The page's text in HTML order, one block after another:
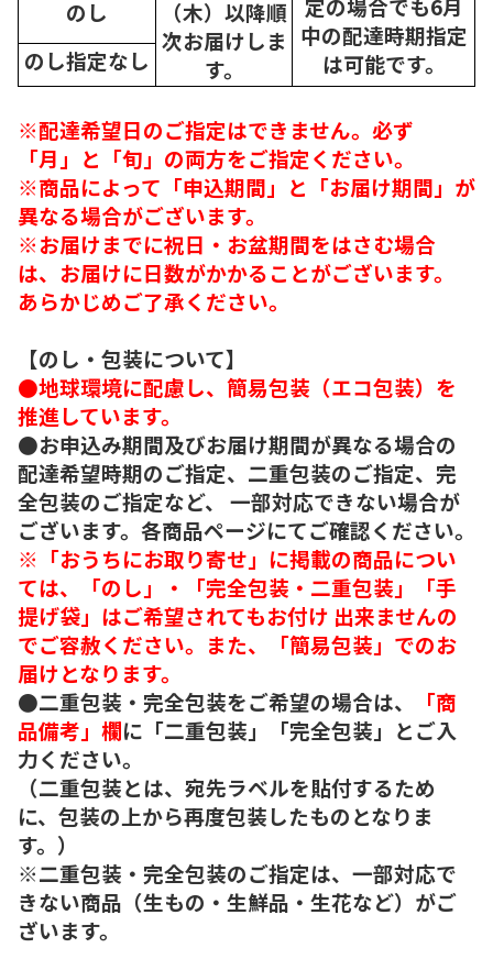
定の場合でも6月
中の配達時期指定
は可能です。
のし
（木）以降順
次お届けしま
す。
のし指定なし
※配達希望日のご指定はできません。必ず
「月」と「旬」の両方をご指定ください。
※商品によって「申込期間」と「お届け期間」が
異なる場合がございます。
※お届けまでに祝日・お盆期間をはさむ場合
は、お届けに日数がかかることがございます。
あらかじめご了承ください。
【のし・包装について】
●地球環境に配慮し、簡易包装（エコ包装）を
推進しています。
●お申込み期間及びお届け期間が異なる場合の
配達希望時期のご指定、二重包装のご指定、完
全包装のご指定など、 一部対応できない場合が
ございます。各商品ページにてご確認ください。
※「おうちにお取り寄せ」に掲載の商品につい
ては、「のし」・「完全包装・二重包装」「手
提げ袋」はご希望されてもお付け 出来ませんの
でご容赦ください。また、「簡易包装」でのお
届けとなります。
●二重包装・完全包装をご希望の場合は、
「商
品備考」欄に「二重包装」「完全包装」とご入
力ください。
（二重包装とは、宛先ラベルを貼付するため
に、包装の上から再度包装したものとなりま
す。）
※二重包装・完全包装のご指定は、一部対応で
きない商品（生もの・生鮮品・生花など）がご
ざいます。